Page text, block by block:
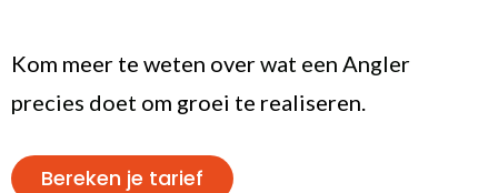
Kom meer te weten overwat een Angler
precies doet om groei te realiseren.
Bereken je tarief